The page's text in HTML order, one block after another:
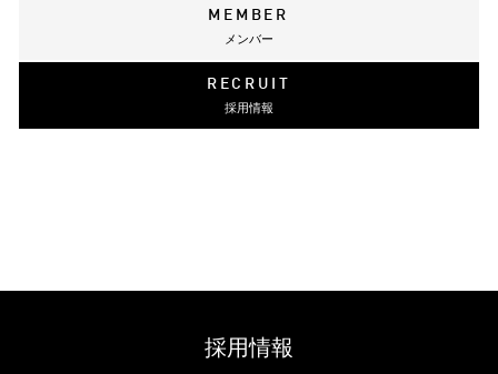
MEMBER
メンバー
RECRUIT
採用情報
採用情報